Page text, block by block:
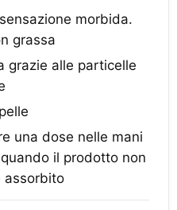
morbida.
grassa
grazie alle particelle
una dose nelle mani
il prodotto non
assorbito